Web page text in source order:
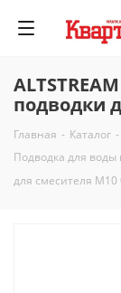
подводки
Главная - Каталог -
Подводка для воды
для смесителя М10